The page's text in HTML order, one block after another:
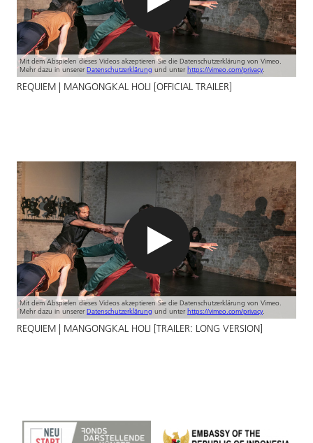
Mit dem Abspielen dieses Videos akzeptieren Sie die Datenschutzerklärung von Vimeo.
Mehr dazu in unserer Datenschutzerklärung und unter https://vimeo.com/privacy.
REQUIEM | MANGONGKAL HOLI [OFFICIAL TRAILER]
Mit dem Abspielen dieses Videos akzeptieren Sie die Datenschutzerklärung von Vimeo.
Mehr dazu in unserer Datenschutzerklärung und unter https://vimeo.com/privacy.
REQUIEM | MANGONGKAL HOLI [TRAILER: LONG VERSION]